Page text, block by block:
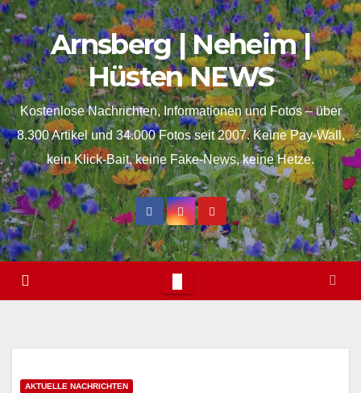
springen
Skip
to
content
Arnsberg | Neheim |
Hüsten NEWS
Kostenlose Nachrichten, Informationen und Fotos – über
8.300 Artikel und 34.000 Fotos seit 2007. Keine Pay-Wall,
kein Klick-Bait, keine Fake-News, keine Hetze.
AKTUELLE NACHRICHTEN